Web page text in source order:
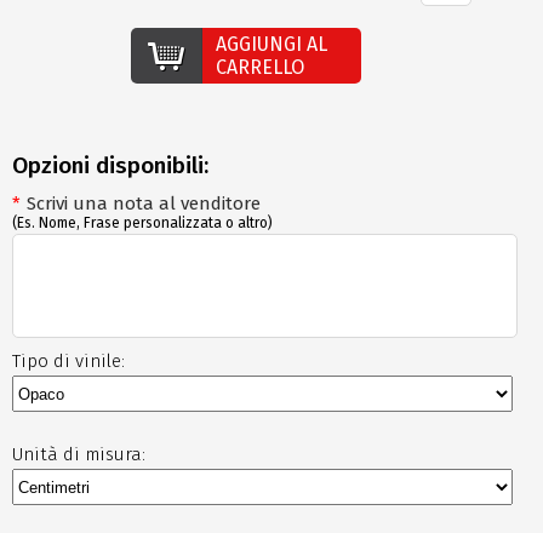
Opzioni disponibili:
Tipo di vinile:
Unità di misura:
* Scrivi una nota al venditore
(Es. Nome, Frase personalizzata o altro)
AGGIUNGI AL
CARRELLO